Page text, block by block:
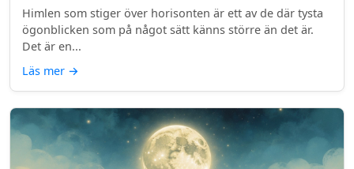
Himlen som stiger över horisonten är ett av de där tysta
ögonblicken som på något sätt känns större än det är.
Det är en...
Läs mer →